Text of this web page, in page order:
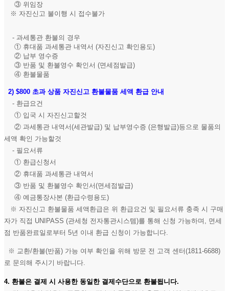
③ 위임장
※ 자진신고 불이행 시 접수불가
- 과세통관 환불의 경우
① 휴대품 과세통관 내역서 (자진신고 확인용도)
② 납부 영수증
③ 반품 및 환불영수 확인서 (면세점발급)
④ 환불물품
2) $800 초과 상품 자진신고 환불물품 세액 환급 안내
- 환급요건
① 입국 시 자진신고할것
② 과세통관 내역서(세관발급) 및 납부영수증 (은행발급)등으로 물품의
세액 확인 가능할것
- 필요서류
① 환급신청서
② 휴대품 과세통관 내역서
③ 반품 및 환불영수 확인서(면세점발급)
④ 예금통장사본 (환급수령용도)
※ 자진신고 환불물품 세액환급은 위 환급요건 및 필요서류 충족 시 구매
자가 직접 UNIPASS (관세청 전자통관시스템)를 통해 신청 가능하며, 면세
점 반품완료일로부터 5년 이내 환급 신청이 가능합니다.
※ 교환/환불(반품) 가능 여부 확인을 위해 방문 전 고객 센터(1811-6688)
로 문의해 주시기 바랍니다.
4. 환불은 결제 시 사용한 동일한 결제수단으로 환불됩니다.